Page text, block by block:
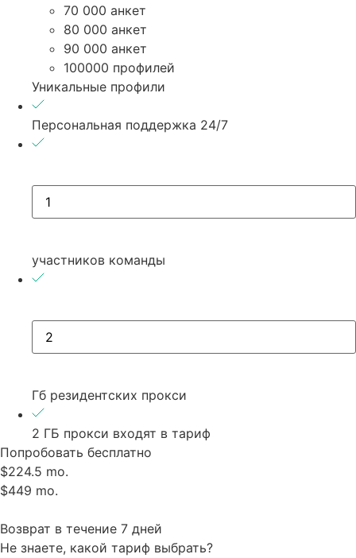
70 000 анкет
80 000 анкет
90 000 анкет
100000 профилей
Уникальные профили
Персональная поддержка 24/7
участников команды
Гб резидентских прокси
2 ГБ прокси входят в тариф
Попробовать бесплатно
$224.5 mo.
$449 mo.
Возврат в течение 7 дней
Не знаете, какой тариф выбрать?